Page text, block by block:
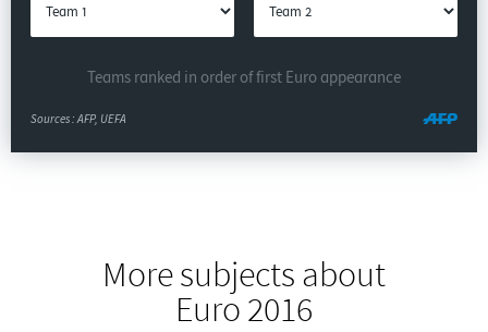
More subjects about
Euro 2016